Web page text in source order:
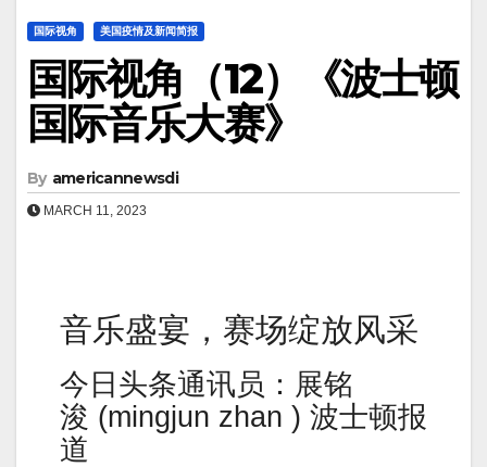
国际视角 美国疫情及新闻简报
国际视角（12）《波士顿
国际音乐大赛》
By americannewsdi
MARCH 11, 2023
音乐盛宴，赛场绽放风采
今日头条通讯员：展铭
浚 (mingjun zhan ) 波士顿报
道